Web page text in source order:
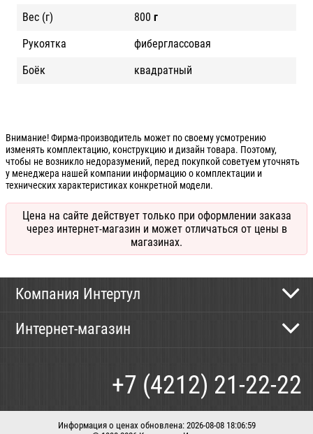
Вес (г)
800 г
Рукоятка
фиберглассовая
Боёк
квадратный
Внимание! Фирма-производитель может по своему усмотрению
изменять комплектацию, конструкцию и дизайн товара. Поэтому,
чтобы не возникло недоразумений, перед покупкой советуем уточнять
у менеджера нашей компании информацию о комплектации и
технических характеристиках конкретной модели.
Цена на сайте действует только при оформлении заказа
через интернет-магазин и может отличаться от цены в
магазинах.
Компания Интертул
Новости
Интернет-магазин
Доставка
+7 (4212) 21-22-22
Информация о ценах обновлена: 2026-08-08 18:06:59